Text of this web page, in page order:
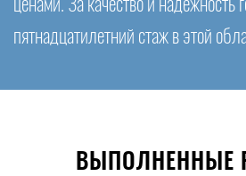
ценами. За качество и надежность
пятнадцатилетний стаж в этой
ВЫПОЛНЕННЫЕ